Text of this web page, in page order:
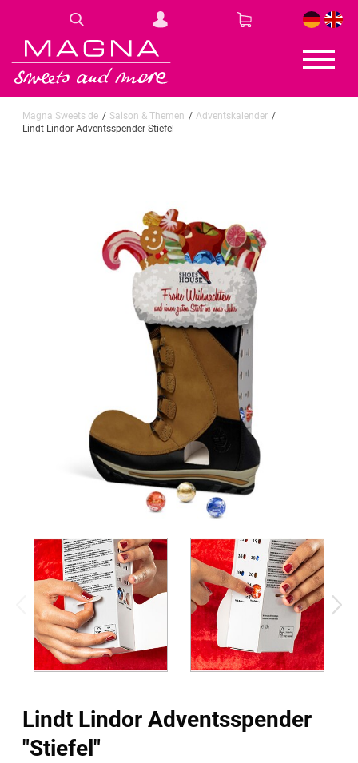
DE EN
Magna Sweets de Saison & Themen
Adventskalender
Lindt Lindor Adventsspender Stiefel
Lindt Lindor Adventsspender
"Stiefel"